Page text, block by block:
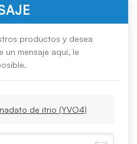
productos y desea
un mensaje aquí, le
de itrio (YVO4)